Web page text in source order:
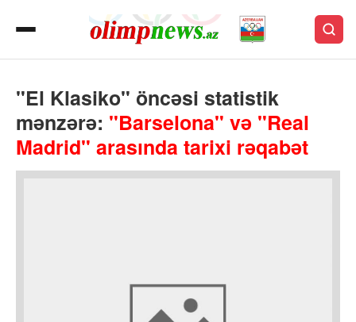
"El Klasiko" öncəsi statistik
mənzərə: "Barselona" və "Real
Madrid" arasında tarixi rəqabət